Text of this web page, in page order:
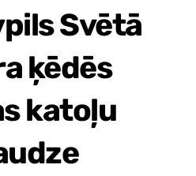
Svētā
ķēdēs
katoļu